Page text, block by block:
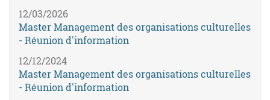
12/03/2026
Master Management des organisations culturelles
- Réunion d'information
12/12/2024
Master Management des organisations culturelles
- Réunion d'information